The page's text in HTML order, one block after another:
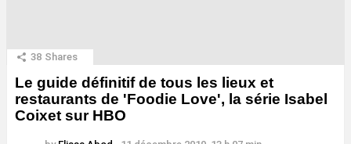
38 Shares
Le guide définitif de tous les lieux et
restaurants de 'Foodie Love', la série Isabel
Coixet sur HBO